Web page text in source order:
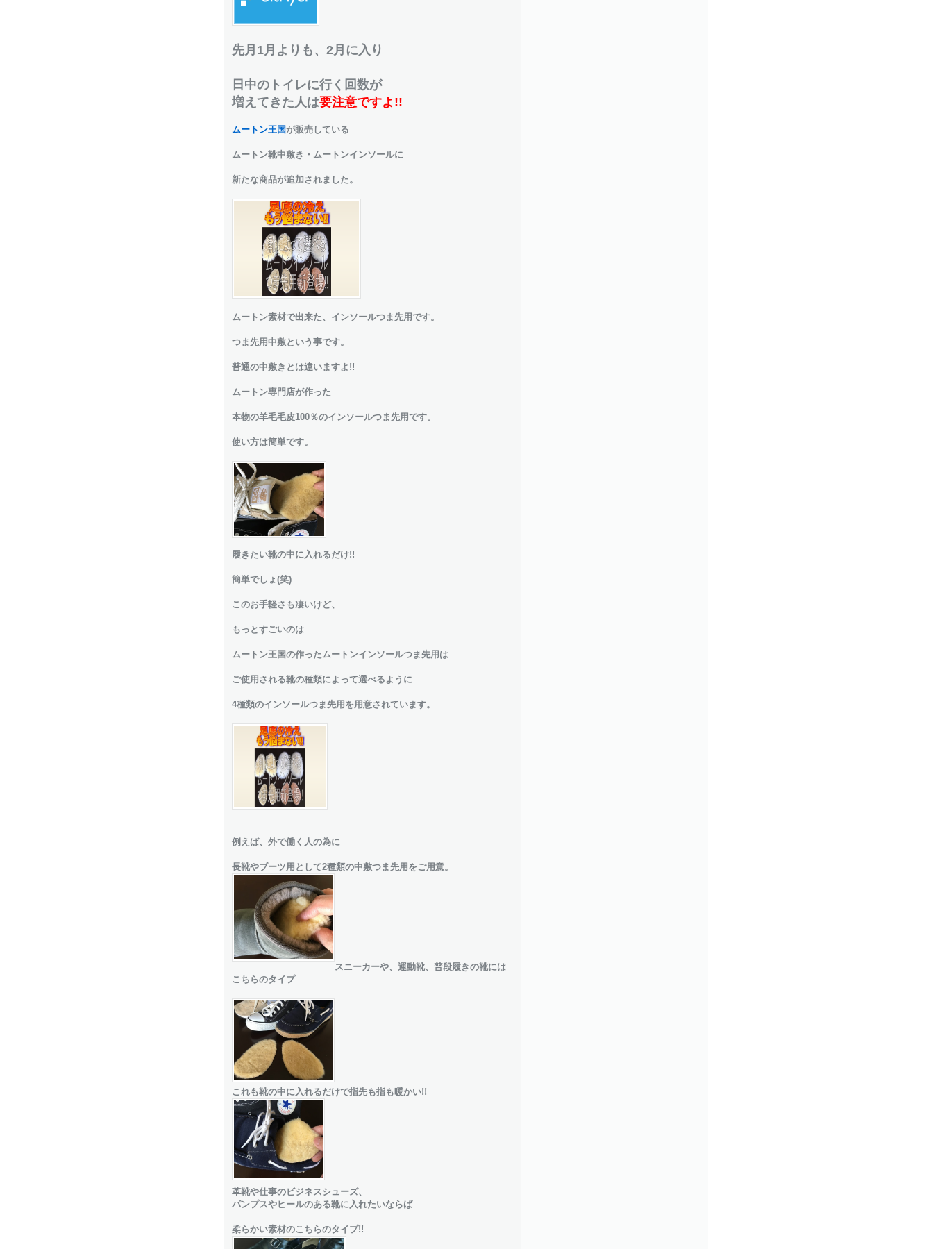
先月1月よりも、2月に入り
日中のトイレに行く回数が
増えてきた人は要注意ですよ!!
ムートン王国が販売している
ムートン靴中敷き・ムートンインソールに
新たな商品が追加されました。
ムートン素材で出来た、インソールつま先用です。
つま先用中敷という事です。
普通の中敷きとは違いますよ!!
ムートン専門店が作った
本物の羊毛毛皮100％のインソールつま先用です。
使い方は簡単です。
履きたい靴の中に入れるだけ!!
簡単でしょ(笑)
このお手軽さも凄いけど、
もっとすごいのは
ムートン王国の作ったムートンインソールつま先用は
ご使用される靴の種類によって選べるように
4種類のインソールつま先用を用意されています。
例えば、外で働く人の為に
長靴やブーツ用として2種類の中敷つま先用をご用意。
スニーカーや、運動靴、普段履きの靴には
こちらのタイプ
これも靴の中に入れるだけで指先も指も暖かい!!
革靴や仕事のビジネスシューズ、
パンプスやヒールのある靴に入れたいならば
柔らかい素材のこちらのタイプ!!